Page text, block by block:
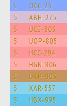
5 OCC-25
5 ABH-275
5 UCE-305
5 UOP-805
5 HCC-294
5 HGN-806
5 UKP-803
5 XAR-557
5 HBX-995